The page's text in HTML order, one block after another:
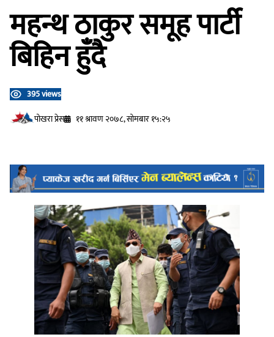
महन्थ ठाकुर समूह पार्टी
बिहिन हुँदै
395 views
प‍ोखरा प्रेस
११ श्रावण २०७८, सोमबार १५:२५